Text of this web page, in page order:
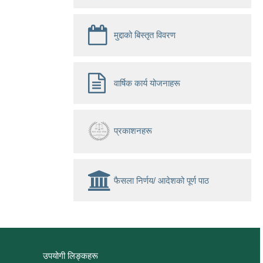
मुद्दाको बिस्तृत विवरण
वार्षिक कार्य योजनाहरू
प्रकाशनहरू
फैसला निर्णय/ आदेशको पूर्ण पाठ
उपयोगी लिङ्कहरू